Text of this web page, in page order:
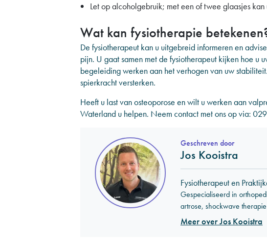
Let op alcoholgebruik; met een of twee glaasjes
Wat kan fysiotherapie
De fysiotherapeut kan u uitgebreid informeren en
pijn. U gaat samen met de fysiotherapeut kijken hoe u
begeleiding werken aan het verhogen van uw
spierkracht versterken.
Heeft u last van osteoporose en wilt u werken aan
Waterland u helpen. Neem contact met ons op via:
Geschreven door
Jos Kooistra
Fysiotherapeut en
Gespecialiseerd in
artrose, shockwave
Meer over Jos Kooistra